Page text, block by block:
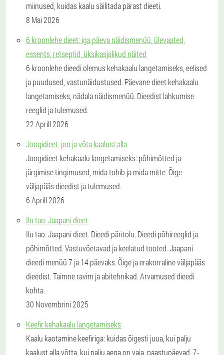
miinused, kuidas kaalu säilitada pärast dieeti.
8 Mai 2026
6 kroonlehe dieet: iga päeva näidismenüü, ülevaated,
essents, retseptid, üksikasjalikud näited
6 kroonlehe dieedi olemus kehakaalu langetamiseks, eelised
ja puudused, vastunäidustused. Päevane dieet kehakaalu
langetamiseks, nädala näidismenüü. Dieedist lahkumise
reeglid ja tulemused.
22 Aprill 2026
Joogidieet: joo ja võta kaalust alla
Joogidieet kehakaalu langetamiseks: põhimõtted ja
järgimise tingimused, mida tohib ja mida mitte. Õige
väljapääs dieedist ja tulemused.
6 Aprill 2026
Ilu tao: Jaapani dieet
Ilu tao: Jaapani dieet. Dieedi päritolu. Dieedi põhireeglid ja
põhimõtted. Vastuvõetavad ja keelatud tooted. Jaapani
dieedi menüü 7 ja 14 päevaks. Õige ja erakorraline väljapääs
dieedist. Taimne ravim ja abitehnikad. Arvamused dieedi
kohta.
30 Novembrini 2025
Keefir kehakaalu langetamiseks
Kaalu kaotamine keefiriga: kuidas õigesti juua, kui palju
kaalust alla võtta, kui palju aega on vaja, paastupäevad, 7-